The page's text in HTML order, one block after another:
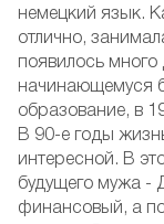
немецкий язык.
отлично,
появилось
начинающемуся
образование, в
В 90-е годы
интересной. В
будущего мужа -
финансовый, а